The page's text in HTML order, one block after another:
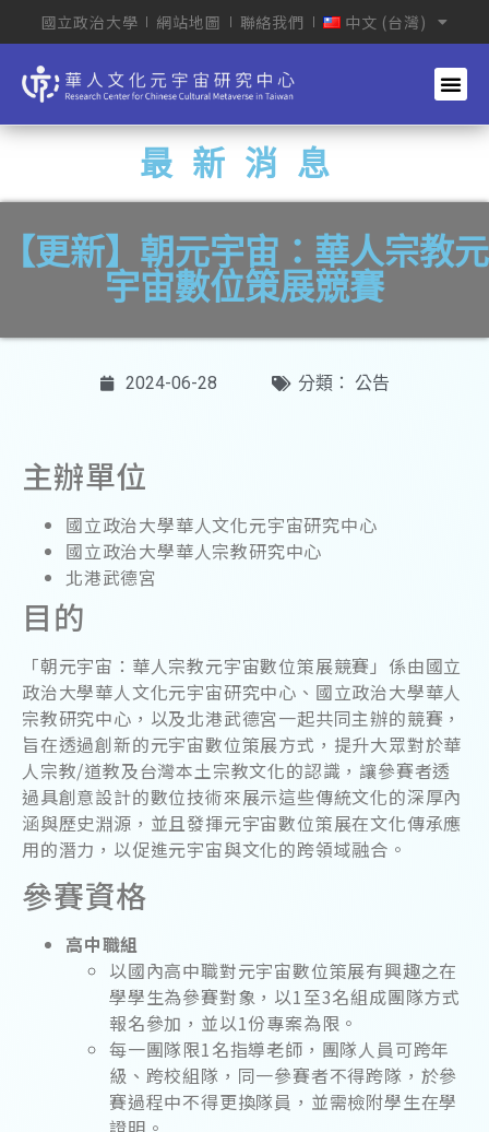
國立政治大學 網站地圖 聯絡我們 中文 (台灣)
最新消息
【更新】朝元宇宙：華人宗教元
宇宙數位策展競賽
2024-06-28 分類： 公告
主辦單位
國立政治大學華人文化元宇宙研究中心
國立政治大學華人宗教研究中心
北港武德宮
目的
「朝元宇宙：華人宗教元宇宙數位策展競賽」係由國立
政治大學華人文化元宇宙研究中心、國立政治大學華人
宗教研究中心，以及北港武德宮一起共同主辦的競賽，
旨在透過創新的元宇宙數位策展方式，提升大眾對於華
人宗教/道教及台灣本土宗教文化的認識，讓參賽者透
過具創意設計的數位技術來展示這些傳統文化的深厚內
涵與歷史淵源，並且發揮元宇宙數位策展在文化傳承應
用的潛力，以促進元宇宙與文化的跨領域融合。
參賽資格
高中職組
以國內高中職對元宇宙數位策展有興趣之在
學學生為參賽對象，以1至3名組成團隊方式
報名參加，並以1份專案為限。
每一團隊限1名指導老師，團隊人員可跨年
級、跨校組隊，同一參賽者不得跨隊，於參
賽過程中不得更換隊員，並需檢附學生在學